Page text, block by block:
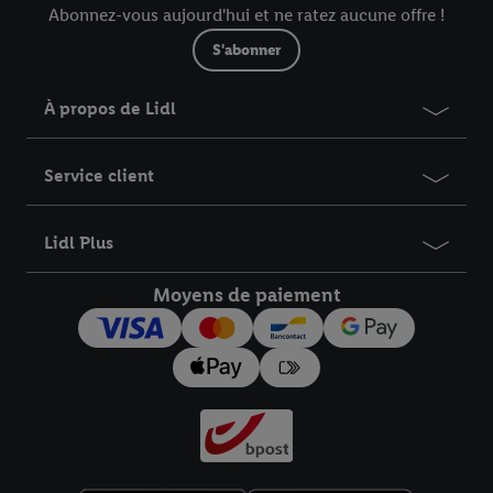
Abonnez-vous aujourd'hui et ne ratez aucune offre !
S'abonner
À propos de Lidl
Service client
Lidl Plus
Moyens de paiement